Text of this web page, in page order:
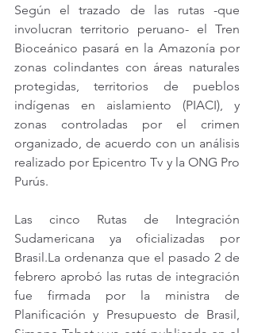
Según el trazado de las rutas -que
involucran territorio peruano- el Tren
Bioceánico pasará en la Amazonía por
zonas colindantes con áreas naturales
protegidas, territorios de pueblos
indígenas en aislamiento (PIACI), y
zonas controladas por el crimen
organizado, de acuerdo con un análisis
realizado por Epicentro Tv y la ONG Pro
Purús.
Las cinco Rutas de Integración
Brasil.La ordenanza que el pasado 2 de
febrero aprobó las rutas de integración
fue firmada por la ministra de
Planificación y Presupuesto de Brasil,